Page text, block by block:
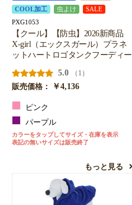
COOL加工
虫よけ SALE
PXG1053
【クール】【防虫】2026新商品
X-girl（エックスガール）プラネ
ットハートロゴタンクフーディー
5.0
（1）
販売価格：
￥4,136
ピンク
パープル
カラーをタップしてサイズ・在庫を表示
表記の無いサイズは販売終了
もっと見る